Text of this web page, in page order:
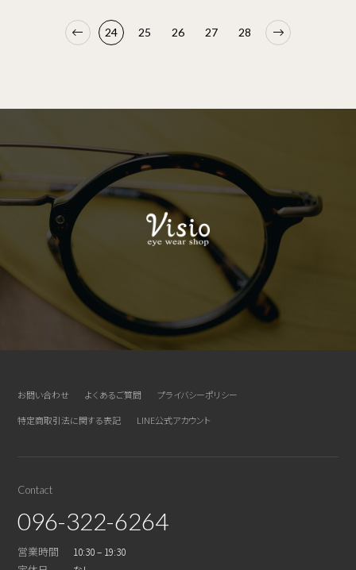
24 25 26 27 28
お問い合わせ よくあるご質問
プライバシーポリシー
特定商取引法に関する表記
LINE公式アカウント
Contact
096-322-6264
営業時間 10:30 – 19:30